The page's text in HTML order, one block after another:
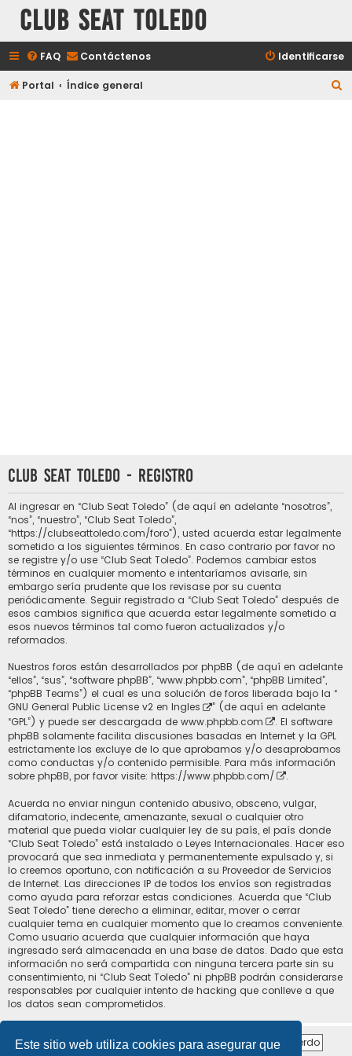
Este sitio web utiliza cookies para asegurar que
Club Seat Toledo
FAQ Contáctenos Identificarse
Portal Índice general
Club Seat Toledo - Registro
Al ingresar en “Club Seat Toledo” (de aquí en adelante “nosotros”,
“nos”, “nuestro”, “Club Seat Toledo”,
“https://clubseattoledo.com/foro”), usted acuerda estar legalmente
sometido a los siguientes términos. En caso contrario por favor no
se registre y/o use “Club Seat Toledo”. Podemos cambiar estos
términos en cualquier momento e intentaríamos avisarle, sin
embargo sería prudente que los revisase por su cuenta
periódicamente. Seguir registrado a “Club Seat Toledo” después de
esos cambios significa que acuerda estar legalmente sometido a
esos nuevos términos tal como fueron actualizados y/o
reformados.
Nuestros foros están desarrollados por phpBB (de aquí en adelante
“ellos”, “sus”, “software phpBB”, “www.phpbb.com”, “phpBB Limited”,
“phpBB Teams”) el cual es una solución de foros liberada bajo la “
GNU General Public License v2 en Ingles
” (de aquí en adelante
“GPL”) y puede ser descargada de www.phpbb.com
. El software
phpBB solamente facilita discusiones basadas en Internet y la GPL
estrictamente los excluye de lo que aprobamos y/o desaprobamos
como conductas y/o contenido permisible. Para más información
sobre phpBB, por favor visite: https://www.phpbb.com/ .
Acuerda no enviar ningun contenido abusivo, obsceno, vulgar,
difamatorio, indecente, amenazante, sexual o cualquier otro
material que pueda violar cualquier ley de su país, el país donde
“Club Seat Toledo” está instalado o Leyes Internacionales. Hacer eso
provocará que sea inmediata y permanentemente expulsado y, si
lo creemos oportuno, con notificación a su Proveedor de Servicios
de Internet. Las direcciones IP de todos los envíos son registradas
como ayuda para reforzar estas condiciones. Acuerda que “Club
Seat Toledo” tiene derecho a eliminar, editar, mover o cerrar
cualquier tema en cualquier momento que lo creamos conveniente.
Como usuario acuerda que cualquier información que haya
ingresado será almacenada en una base de datos. Dado que esta
información no será compartida con ninguna tercera parte sin su
consentimiento, ni “Club Seat Toledo” ni phpBB podrán considerarse
responsables por cualquier intento de hacking que conlleve a que
los datos sean comprometidos.